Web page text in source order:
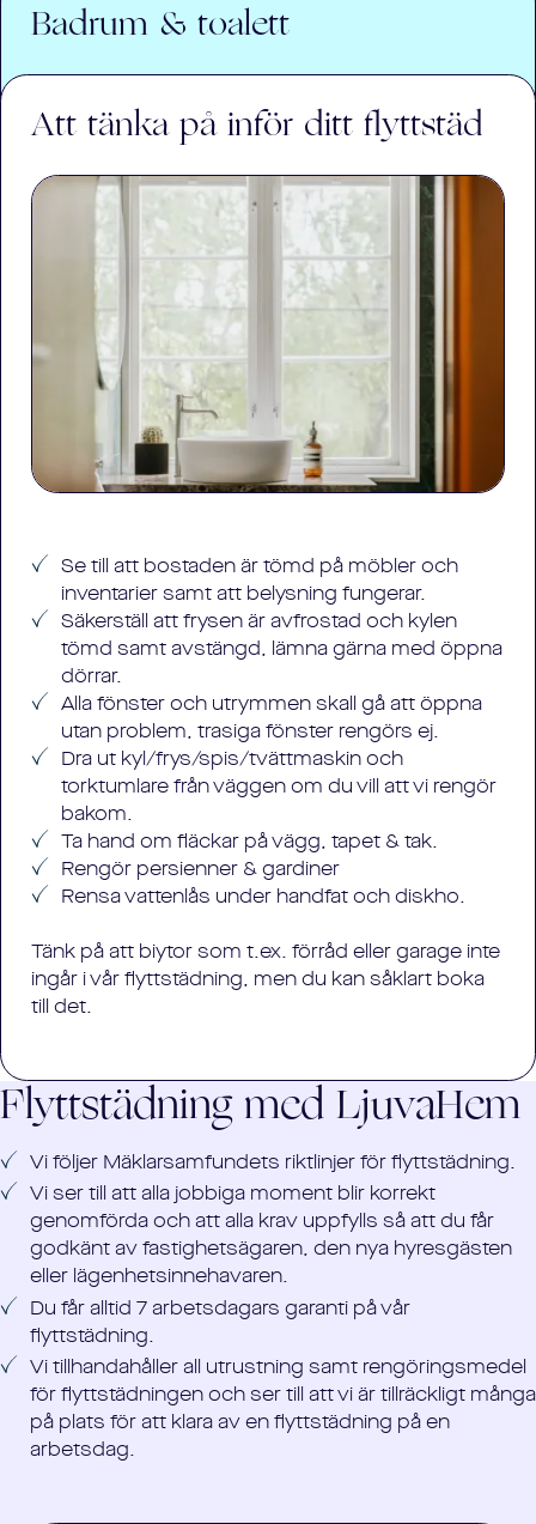
Putsar alla fönster
Dammsuger och våttorkar alla fria ytor, lister,
dörrar, dörrkarmar, fönsterbrädor
Torkar ovanpå och invändigt i alla skåp och
hyllor
Dammsuger och våttorkar element
Tar bort fläckar (EJ på tapeter eller väggar)
Dammtorkar alla lampor och speglar
Dammsuger och våttorkar golv
Rengör in- och utvändigt samt ovanpå alla
skåp, hyllor och lådor
Rengör under skåp och torkar av socklarna
Besticklådor torkas ur
Rengör kakel/stänkskydd ovanför diskbänk
plåtar och galler
Rengör fläkt och fläktfilter
Rengör mikrovågsugn in- och utvändigt
Torkar rent diskmaskinen in- och utvändigt
Rengör in- och utvändigt i skåp där
sopbehållare finns
Badrum & toalett
Rengör väggar och golv
Avfettar och avkalkar väggar och fogar vid
Rengör hela toalettstolen
Rengör hela duschen alt. badkaret, tar bort
fronten och torkar under
Putsar alla duschdelar och rengör
golvbrunnen
Torkar in- och utsida samt ovanpå
badrumsskåp
Putsar alla synliga rör
Rengör utsidan av vitvaror samt i
tvättmedelsbehållaren på tvättmaskinen
Att tänka på inför ditt flyttstäd
Se till att bostaden är tömd på möbler och
inventarier samt att belysning fungerar.
Säkerställ att frysen är avfrostad och kylen
tömd samt avstängd, lämna gärna med öppna
dörrar.
Alla fönster och utrymmen skall gå att öppna
utan problem, trasiga fönster rengörs ej.
Dra ut kyl/frys/spis/tvättmaskin och
torktumlare från väggen om du vill att vi rengör
bakom.
Ta hand om fläckar på vägg, tapet & tak.
Rengör persienner & gardiner
Rensa vattenlås under handfat och diskho.
Tänk på att biytor som t.ex. förråd eller garage inte
ingår i vår flyttstädning, men du kan såklart boka
till det.
Flyttstädning med LjuvaHem
Vi följer Mäklarsamfundets riktlinjer för flyttstädning.
Vi ser till att alla jobbiga moment blir korrekt
genomförda och att alla krav uppfylls så att du får
godkänt av fastighetsägaren, den nya hyresgästen
eller lägenhetsinnehavaren.
Du får alltid 7 arbetsdagars garanti på vår
flyttstädning.
Vi tillhandahåller all utrustning samt rengöringsmedel
för flyttstädningen och ser till att vi är tillräckligt många
på plats för att klara av en flyttstädning på en
arbetsdag.